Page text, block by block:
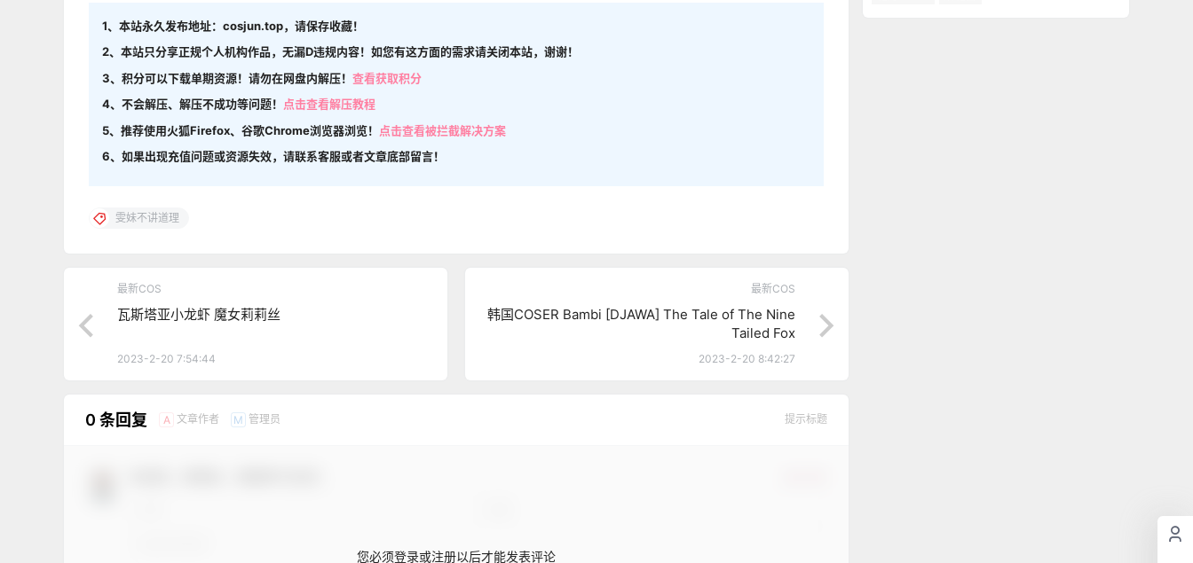
1、本站永久发布地址：cosjun.top，请保存收藏！
2、本站只分享正规个人机构作品，无漏D违规内容！如您有这方面的需求请关闭本站，谢谢！
3、积分可以下载单期资源！请勿在网盘内解压！ 查看获取积分
4、不会解压、解压不成功等问题！
点击查看解压教程
5、推荐使用火狐Firefox、谷歌Chrome浏览器浏览！
点击查看被拦截解决方案
6、如果出现充值问题或资源失效，请联系客服或者文章底部留言！
雯妹不讲道理
最新COS
瓦斯塔亚小龙虾 魔女莉莉丝
2023-2-20 7:54:44
最新COS
韩国COSER Bambi [DJAWA] The Tale of The Nine
Tailed Fox
2023-2-20 8:42:27
0 条回复 A 文章作者 M 管理员 提示标题
您必须登录或注册以后才能发表评论